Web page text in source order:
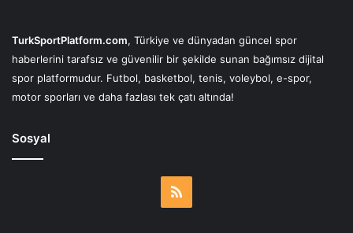
TurkSportPlatform.com, Türkiye ve dünyadan güncel spor
haberlerini tarafsız ve güvenilir bir şekilde sunan bağımsız dijital
spor platformudur. Futbol, basketbol, tenis, voleybol, e-spor,
motor sporları ve daha fazlası tek çatı altında!
Sosyal
RSS